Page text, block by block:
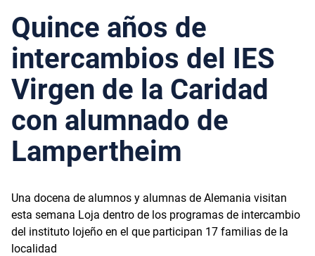
Quince años de
intercambios del IES
Virgen de la Caridad
con alumnado de
Lampertheim
Una docena de alumnos y alumnas de Alemania visitan
esta semana Loja dentro de los programas de intercambio
del instituto lojeño en el que participan 17 familias de la
localidad